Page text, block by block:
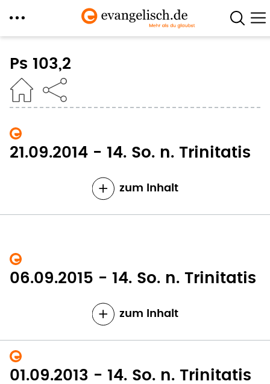
zum
Inhalt
Ps 103,2
21.09.2014 - 14. So. n. Trinitatis
zum Inhalt
06.09.2015 - 14. So. n. Trinitatis
zum Inhalt
01.09.2013 - 14. So. n. Trinitatis